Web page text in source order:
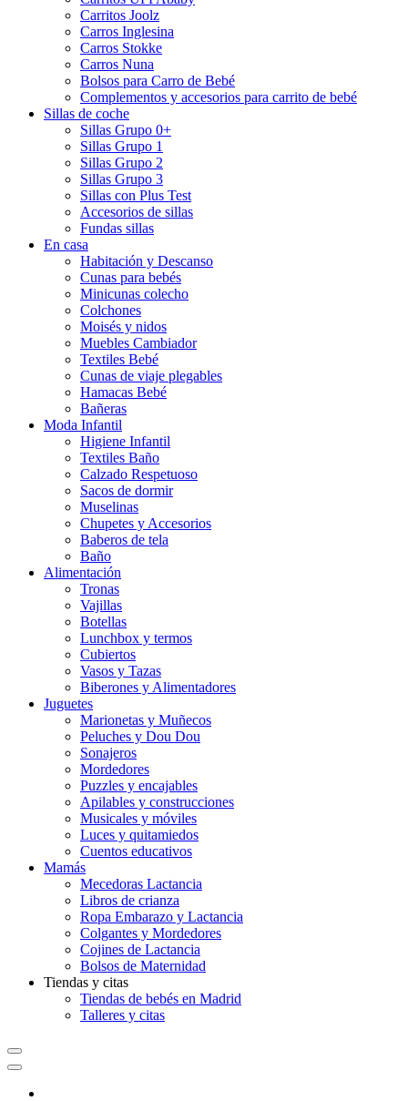
Carritos Joolz
Carros Inglesina
Carros Stokke
Carros Nuna
Bolsos para Carro de Bebé
Complementos y accesorios para carrito de bebé
Sillas de coche
Sillas Grupo 0+
Sillas Grupo 1
Sillas Grupo 2
Sillas Grupo 3
Sillas con Plus Test
Accesorios de sillas
Fundas sillas
En casa
Habitación y Descanso
Cunas para bebés
Minicunas colecho
Colchones
Moisés y nidos
Muebles Cambiador
Textiles Bebé
Cunas de viaje plegables
Hamacas Bebé
Bañeras
Moda Infantil
Higiene Infantil
Textiles Baño
Calzado Respetuoso
Sacos de dormir
Muselinas
Chupetes y Accesorios
Baberos de tela
Baño
Alimentación
Tronas
Vajillas
Botellas
Lunchbox y termos
Cubiertos
Vasos y Tazas
Biberones y Alimentadores
Juguetes
Marionetas y Muñecos
Peluches y Dou Dou
Sonajeros
Mordedores
Puzzles y encajables
Apilables y construcciones
Musicales y móviles
Luces y quitamiedos
Cuentos educativos
Mamás
Mecedoras Lactancia
Libros de crianza
Ropa Embarazo y Lactancia
Colgantes y Mordedores
Cojines de Lactancia
Bolsos de Maternidad
Tiendas y citas
Tiendas de bebés en Madrid
Talleres y citas